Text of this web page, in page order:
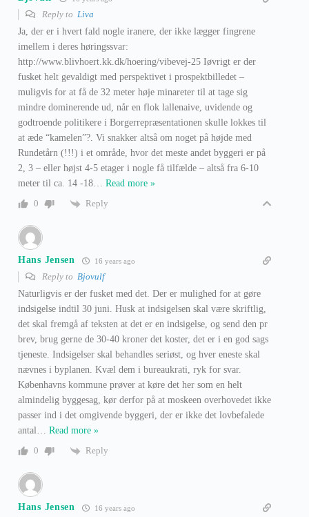
Reply to Liva
Ja, der er i hvert fald nogle iranere, der ikke lægger fingrene
imellem i deres høringssvar:
http://www.blivhoert.kk.dk/hoering/vibevej-25 Iøvrigt er der
fusket helt gevaldigt med perspektivet i prospektbilledet –
muligvis for at få de 32 meter høje minareter til at tage sig
mindre dominerende ud, når en flok lallenaive, uvidende og
godtroende politikere i Borgerrepræsentationen skulle lokkes til
at æde “kamelen”?. Vi snakker altså om noget på højde med
Rundetårn (!!!) i et område, hvor det meste andet byggeri er på
2, 3 – eller højst 4-5 etager i nogle få tilfælde – altså fra 6-10
meter til ca. 14 -18
Read more »
0
Reply
Hans Jensen 16 years ago
Reply to Bjovulf
Naturligvis er der fusket med det. Der er mulighed for at gøre
indsigelse indtil 30 juni. Husk at indsigelsen skal være skriftlig,
det skal fremgå af teksten at det er en indsigelse, og send den pr
brev, brug gerne de 30-40 kroner det koster, det er i en god sags
tjeneste. Indsigelser skal behandles seriøst, og hver eneste skal
nævnes i byplanen. Kvæl dem i bureaukrati, ryk for svar.
Københavns kommune prøver at køre det her som en helt
almindelig byggesag, kør derfor på at moskeen overhovedet ikke
passer ind i det omgivende byggeri, der er ikke det lovbefalede
antal
Read more »
0
Reply
Hans Jensen 16 years ago